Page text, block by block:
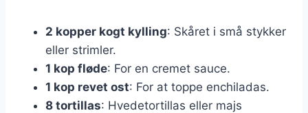
2 kopper kogt kylling: Skåret i små stykker
eller strimler.
1 kop fløde: For en cremet sauce.
1 kop revet ost: For at toppe enchiladas.
8 tortillas: Hvedetortillas eller majs